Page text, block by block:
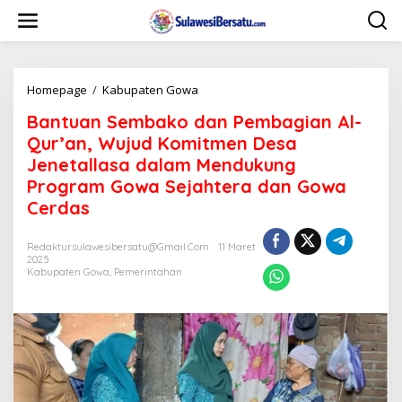
w
Homepage / Kabupaten Gowa
n
t
u
a
n
b
d
a
n
P
e
m
Bantuan Sembako dan Pembagian Al-
Qur’an, Wujud Komitmen Desa
Jenetallasa dalam Mendukung
Program Gowa Sejahtera dan Gowa
Cerdas
Redaktursulawesibersatu@gmail.com
11 Maret
2025
Kabupaten Gowa, Pemerintahan